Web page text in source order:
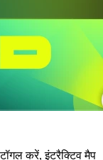
करें, इंटरैक्टिव मैप